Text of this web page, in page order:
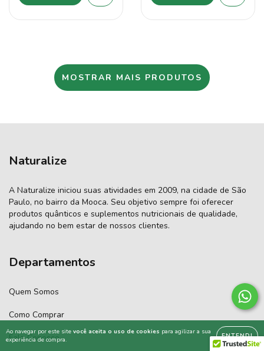
Ao navegar por este site você aceita o uso de cookies para agilizar a sua
experiência de compra.
ENTENDI
MOSTRAR MAIS PRODUTOS
Naturalize
A Naturalize iniciou suas atividades em 2009, na cidade de São
Paulo, no bairro da Mooca. Seu objetivo sempre foi oferecer
produtos quânticos e suplementos nutricionais de qualidade,
ajudando no bem estar de nossos clientes.
Departamentos
Quem Somos
Como Comprar
Fale Conosco